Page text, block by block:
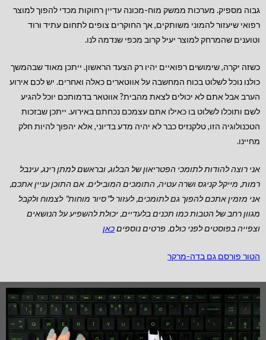
גבוה מספיק. מערכות ממשק מוח-מכונה עדיין רחוקות מכדי להפוך למוצר
רפואי שיעזור להמוני משותקים, אך החוקרים צופים לתחום עתיד ורוד
וטוענים שהמרחק למוצר יעיל קרוב מכפי שנדמה לנו.
כשזה יקרה, שימושים רפואיים יהיו רק הצעד הראשון. ייתכן מאוד שבהמשך
כולנו נוכל לשלוט בכוח המחשבה על אווטארים כאלה ואחרים. יש לכם אירוע
הערב אבל אתם לא יכולים לצאת מהבית? אווטאר בדמותכם יוכל להגיע
לשם ותוכלו לשלוט בו כאילו אתם עצמכם נכחתם באירוע. ייתכן שבזכות
הטכנולוגיה הזו, טלקנזיס כבר לא יהיה מדע בדיוני, אלא יהפוך להיות חלק
מחיינו.
אני רוצה להודות לתומכי הפטריאון של הבלוג, ובראשם למתן רינג, עינבל
רמות, מייקל קניגס ושרה עטיה, התומכים המובילים.אם התוכן עניין אתכם,
אני מזמין אתכם להפוך גם לתומכים, לעזור ל"סיור מוחות" לצמוח ולקבל
מגוון רחב של הטבות כמו תכנים בלעדיים, יכולת להשפיע על הנושאים
וצפייה בפוסטים לפני כולם. פרטים נוספיםכאן
הטור פורסם גם בדה-מרקר